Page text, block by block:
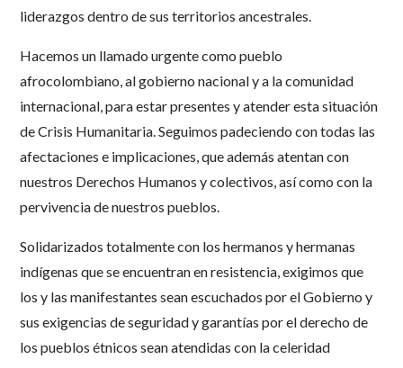
liderazgos dentro de sus territorios ancestrales.
Hacemos un llamado urgente como pueblo
afrocolombiano, al gobierno nacional y a la comunidad
internacional, para estar presentes y atender esta situación
de Crisis Humanitaria. Seguimos padeciendo con todas las
afectaciones e implicaciones, que además atentan con
nuestros Derechos Humanos y colectivos, así como con la
pervivencia de nuestros pueblos.
Solidarizados totalmente con los hermanos y hermanas
indígenas que se encuentran en resistencia, exigimos que
los y las manifestantes sean escuchados por el Gobierno y
sus exigencias de seguridad y garantías por el derecho de
los pueblos étnicos sean atendidas con la celeridad